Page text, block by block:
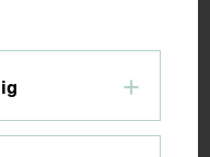
von vorne